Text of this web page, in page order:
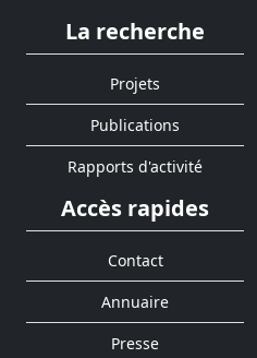
La recherche
Projets
Publications
Rapports d'activité
Accès rapides
Contact
Annuaire
Presse